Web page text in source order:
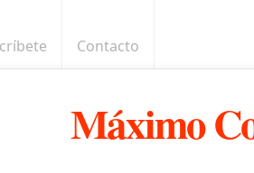
Contacto
Máximo